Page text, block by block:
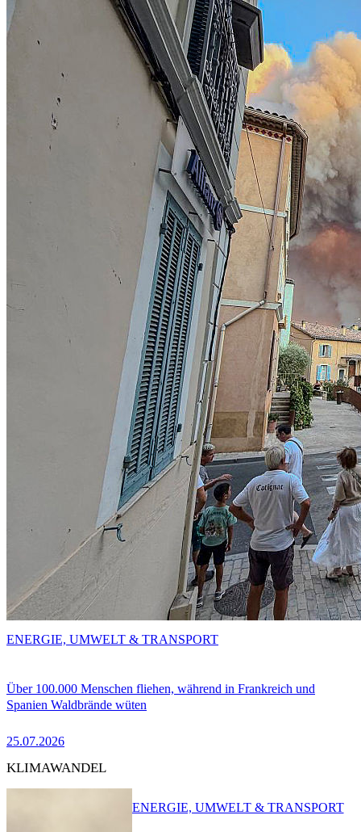
Über 100.000 Menschen fliehen, während in Frankreich und
Spanien Waldbrände wüten
25.07.2026
ENERGIE, UMWELT & TRANSPORT
KLIMAWANDEL
ENERGIE, UMWELT & TRANSPORT